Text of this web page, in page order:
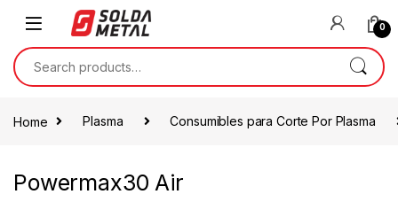
0
Home Plasma Consumibles para Corte Por Plasma
Powermax30 Air